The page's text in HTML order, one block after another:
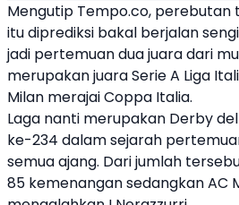
Mengutip Tempo.co, perebutan
itu diprediksi bakal berjalan
jadi pertemuan dua juara dari
merupakan juara Serie A Liga
Milan merajai Coppa Italia.
Laga nanti merupakan Derby
ke-234 dalam sejarah
semua ajang. Dari jumlah
85 kemenangan sedangkan AC